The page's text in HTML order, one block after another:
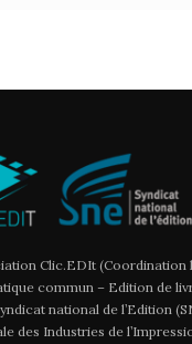
Clic.EDIt (Coordination
commun – Edition de
national de l’Edition
des Industries de